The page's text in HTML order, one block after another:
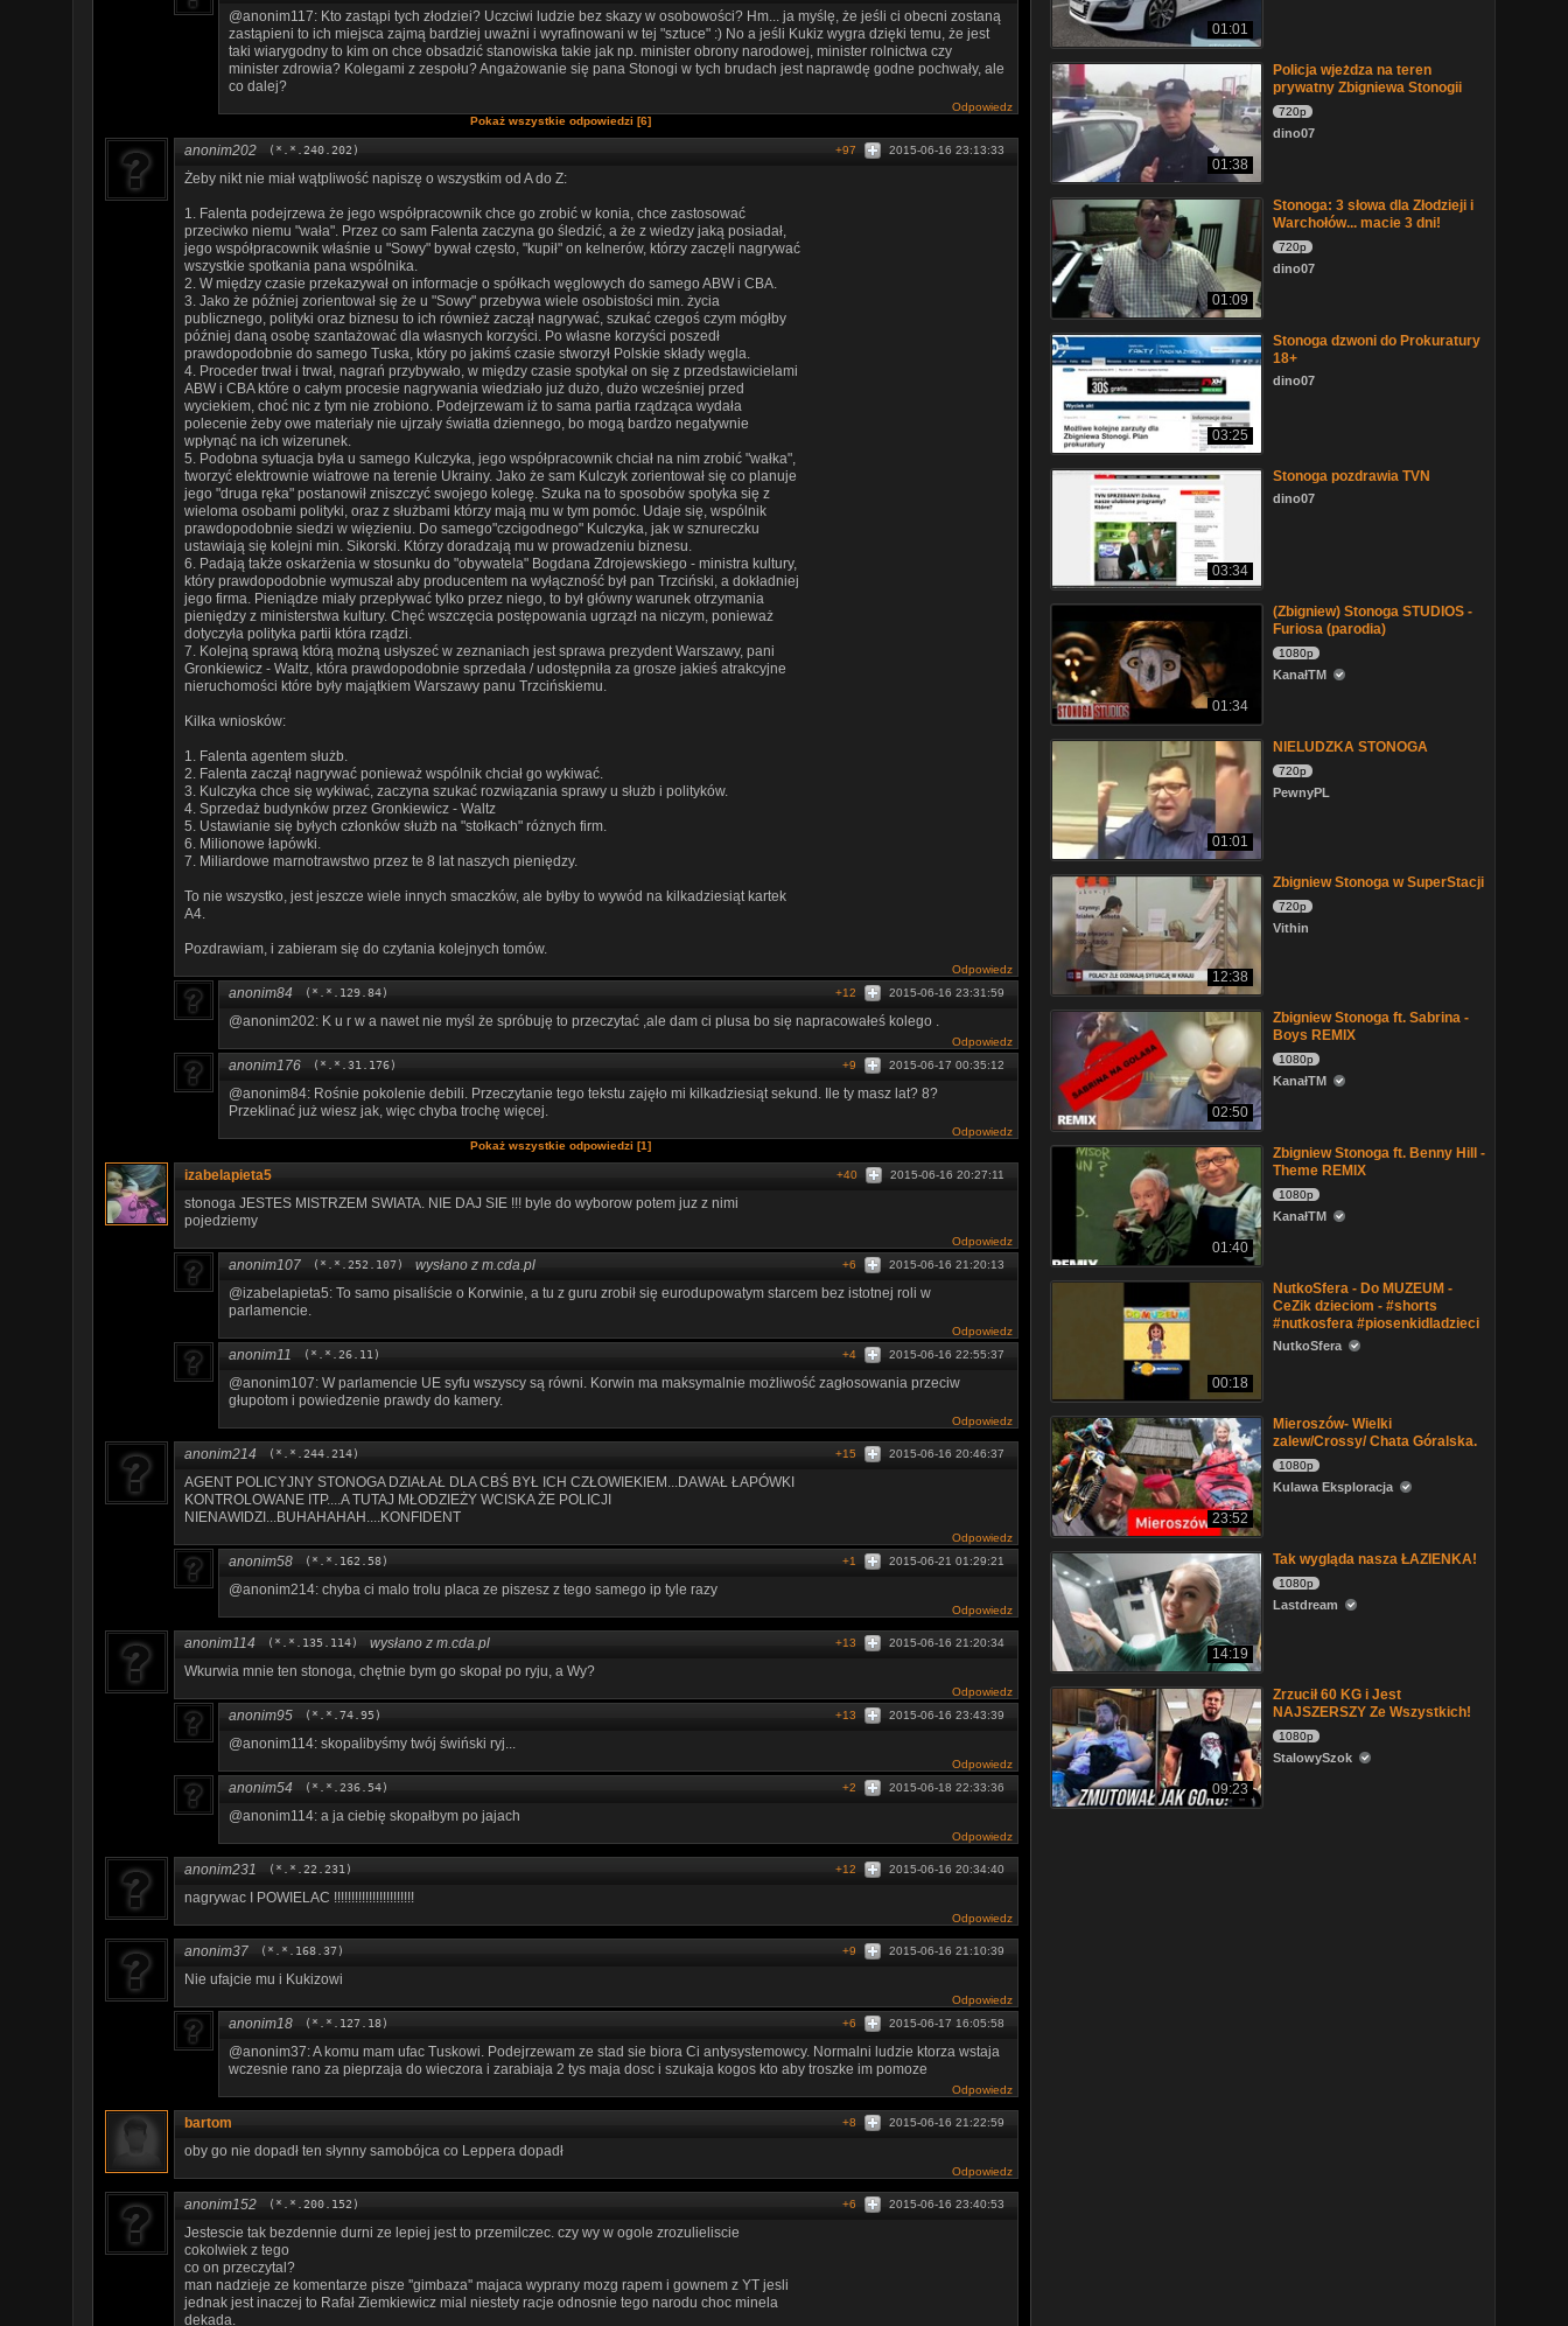
@anonim117: Kto zastąpi tych złodziei? Uczciwi ludzie bez skazy w osobowości? Hm... ja myślę, że jeśli ci obecni zostaną
zastąpieni to ich miejsca zajmą bardziej uważni i wyrafinowani w tej "sztuce" :) No a jeśli Kukiz wygra dzięki temu, że jest
taki wiarygodny to kim on chce obsadzić stanowiska takie jak np. minister obrony narodowej, minister rolnictwa czy
minister zdrowia? Kolegami z zespołu? Angażowanie się pana Stonogi w tych brudach jest naprawdę godne pochwały, ale
co dalej?
Odpowiedz
Pokaż wszystkie odpowiedzi [6]
anonim202 (*.*.240.202) 2015-06-16 23:13:33
+97
Żeby nikt nie miał wątpliwość napiszę o wszystkim od A do Z:
1. Falenta podejrzewa że jego współpracownik chce go zrobić w konia, chce zastosować
przeciwko niemu "wała". Przez co sam Falenta zaczyna go śledzić, a że z wiedzy jaką posiadał,
jego współpracownik właśnie u "Sowy" bywał często, "kupił" on kelnerów, którzy zaczęli nagrywać
wszystkie spotkania pana wspólnika.
2. W między czasie przekazywał on informacje o spółkach węglowych do samego ABW i CBA.
3. Jako że później zorientował się że u "Sowy" przebywa wiele osobistości min. życia
publicznego, polityki oraz biznesu to ich również zaczął nagrywać, szukać czegoś czym mógłby
później daną osobę szantażować dla własnych korzyści. Po własne korzyści poszedł
prawdopodobnie do samego Tuska, który po jakimś czasie stworzył Polskie składy węgla.
4. Proceder trwał i trwał, nagrań przybywało, w między czasie spotykał on się z przedstawicielami
ABW i CBA które o całym procesie nagrywania wiedziało już dużo, dużo wcześniej przed
wyciekiem, choć nic z tym nie zrobiono. Podejrzewam iż to sama partia rządząca wydała
polecenie żeby owe materiały nie ujrzały światła dziennego, bo mogą bardzo negatywnie
wpłynąć na ich wizerunek.
5. Podobna sytuacja była u samego Kulczyka, jego współpracownik chciał na nim zrobić "wałka",
tworzyć elektrownie wiatrowe na terenie Ukrainy. Jako że sam Kulczyk zorientował się co planuje
jego "druga ręka" postanowił zniszczyć swojego kolegę. Szuka na to sposobów spotyka się z
wieloma osobami polityki, oraz z służbami którzy mają mu w tym pomóc. Udaje się, wspólnik
prawdopodobnie siedzi w więzieniu. Do samego"czcigodnego" Kulczyka, jak w sznureczku
ustawiają się kolejni min. Sikorski. Którzy doradzają mu w prowadzeniu biznesu.
6. Padają także oskarżenia w stosunku do "obywatela" Bogdana Zdrojewskiego - ministra kultury,
który prawdopodobnie wymuszał aby producentem na wyłączność był pan Trzciński, a dokładniej
jego firma. Pieniądze miały przepływać tylko przez niego, to był główny warunek otrzymania
pieniędzy z ministerstwa kultury. Chęć wszczęcia postępowania ugrzązł na niczym, ponieważ
dotyczyła polityka partii która rządzi.
7. Kolejną sprawą którą możną usłyszeć w zeznaniach jest sprawa prezydent Warszawy, pani
Gronkiewicz - Waltz, która prawdopodobnie sprzedała / udostępniła za grosze jakieś atrakcyjne
nieruchomości które były majątkiem Warszawy panu Trzcińskiemu.
Kilka wniosków:
1. Falenta agentem służb.
2. Falenta zaczął nagrywać ponieważ wspólnik chciał go wykiwać.
3. Kulczyka chce się wykiwać, zaczyna szukać rozwiązania sprawy u służb i polityków.
4. Sprzedaż budynków przez Gronkiewicz - Waltz
5. Ustawianie się byłych członków służb na "stołkach" różnych firm.
6. Milionowe łapówki.
7. Miliardowe marnotrawstwo przez te 8 lat naszych pieniędzy.
To nie wszystko, jest jeszcze wiele innych smaczków, ale byłby to wywód na kilkadziesiąt kartek
A4.
Pozdrawiam, i zabieram się do czytania kolejnych tomów.
Odpowiedz
anonim84 (*.*.129.84) 2015-06-16 23:31:59
+12
@anonim202: K u r w a nawet nie myśl że spróbuję to przeczytać ,ale dam ci plusa bo się napracowałeś kolego .
Odpowiedz
anonim176 (*.*.31.176) 2015-06-17 00:35:12
+9
@anonim84: Rośnie pokolenie debili. Przeczytanie tego tekstu zajęło mi kilkadziesiąt sekund. Ile ty masz lat? 8?
Przeklinać już wiesz jak, więc chyba trochę więcej.
Odpowiedz
Pokaż wszystkie odpowiedzi [1]
izabelapieta5 2015-06-16 20:27:11
+40
stonoga JESTES MISTRZEM SWIATA. NIE DAJ SIE !!! byle do wyborow potem juz z nimi
pojedziemy
Odpowiedz
anonim107 (*.*.252.107) wysłano z m.cda.pl 2015-06-16 21:20:13
+6
@izabelapieta5: To samo pisaliście o Korwinie, a tu z guru zrobił się eurodupowatym starcem bez istotnej roli w
parlamencie.
Odpowiedz
anonim11 (*.*.26.11) 2015-06-16 22:55:37
+4
@anonim107: W parlamencie UE syfu wszyscy są równi. Korwin ma maksymalnie możliwość zagłosowania przeciw
głupotom i powiedzenie prawdy do kamery.
Odpowiedz
anonim214 (*.*.244.214) 2015-06-16 20:46:37
+15
AGENT POLICYJNY STONOGA DZIAŁAŁ DLA CBŚ BYŁ ICH CZŁOWIEKIEM...DAWAŁ ŁAPÓWKI
KONTROLOWANE ITP....A TUTAJ MŁODZIEŻY WCISKA ŻE POLICJI
NIENAWIDZI...BUHAHAHAH....KONFIDENT
Odpowiedz
anonim58 (*.*.162.58) 2015-06-21 01:29:21
+1
@anonim214: chyba ci malo trolu placa ze piszesz z tego samego ip tyle razy
Odpowiedz
anonim114 (*.*.135.114) wysłano z m.cda.pl 2015-06-16 21:20:34
+13
Wkurwia mnie ten stonoga, chętnie bym go skopał po ryju, a Wy?
Odpowiedz
anonim95 (*.*.74.95) 2015-06-16 23:43:39
+13
@anonim114: skopalibyśmy twój świński ryj...
Odpowiedz
anonim54 (*.*.236.54) 2015-06-18 22:33:36
+2
@anonim114: a ja ciebię skopałbym po jajach
Odpowiedz
anonim231 (*.*.22.231) 2015-06-16 20:34:40
+12
nagrywac I POWIELAC !!!!!!!!!!!!!!!!!!!!!!!
Odpowiedz
anonim37 (*.*.168.37) 2015-06-16 21:10:39
+9
Nie ufajcie mu i Kukizowi
Odpowiedz
anonim18 (*.*.127.18) 2015-06-17 16:05:58
+6
@anonim37: A komu mam ufac Tuskowi. Podejrzewam ze stad sie biora Ci antysystemowcy. Normalni ludzie ktorza wstaja
wczesnie rano za pieprzaja do wieczora i zarabiaja 2 tys maja dosc i szukaja kogos kto aby troszke im pomoze
Odpowiedz
bartom 2015-06-16 21:22:59
+8
oby go nie dopadł ten słynny samobójca co Leppera dopadł
Odpowiedz
anonim152 (*.*.200.152) 2015-06-16 23:40:53
+6
Jestescie tak bezdennie durni ze lepiej jest to przemilczec. czy wy w ogole zrozulieliscie
cokolwiek z tego
co on przeczytal?
man nadzieje ze komentarze pisze ''gimbaza'' majaca wyprany mozg rapem i gownem z YT jesli
jednak jest inaczej to Rafał Ziemkiewicz mial niestety racje odnosnie tego narodu choc minela
dekada.
01:01
01:38
Policja wjeżdza na teren
prywatny Zbigniewa Stonogii
720p
dino07
01:09
Stonoga: 3 słowa dla Złodzieji i
Warchołów... macie 3 dni!
720p
dino07
03:25
Stonoga dzwoni do Prokuratury
18+
dino07
03:34
Stonoga pozdrawia TVN
dino07
01:34
(Zbigniew) Stonoga STUDIOS -
Furiosa (parodia)
1080p
KanałTM
01:01
NIELUDZKA STONOGA
720p
PewnyPL
12:38
Zbigniew Stonoga w SuperStacji
720p
Vithin
02:50
Zbigniew Stonoga ft. Sabrina -
Boys REMIX
1080p
KanałTM
01:40
Zbigniew Stonoga ft. Benny Hill -
Theme REMIX
1080p
KanałTM
00:18
NutkoSfera - Do MUZEUM -
CeZik dzieciom - #shorts
#nutkosfera #piosenkidladzieci
NutkoSfera
23:52
Mieroszów- Wielki
zalew/Crossy/ Chata Góralska.
1080p
Kulawa Eksploracja
14:19
Tak wygląda nasza ŁAZIENKA!
1080p
Lastdream
09:23
Zrzucił 60 KG i Jest
NAJSZERSZY Ze Wszystkich!
1080p
StalowySzok